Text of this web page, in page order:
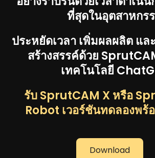
ที่สุดในอุตสาหกร
ประหยัดเวลา เพิ่มผลผลิต แ
สร้างสรรค์ด้วย
เทคโนโลยี
รับ SprutCAM X หรือ
Robot เวอร์ชันทดลองพร้
Download